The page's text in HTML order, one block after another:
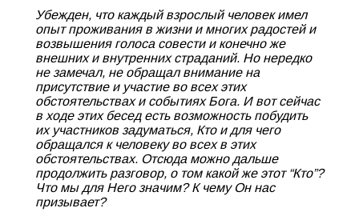
Убежден, что каждый взрослый человек имел
опыт проживания в жизни и многих радостей и
возвышения голоса совести и конечно же
внешних и внутренних страданий. Но нередко
не замечал, не обращал внимание на
присутствие и участие во всех этих
обстоятельствах и событиях Бога. И вот сейчас
в ходе этих бесед есть возможность побудить
их участников задуматься, Кто и для чего
обращался к человеку во всех в этих
обстоятельствах. Отсюда можно дальше
продолжить разговор, о том какой же этот “Кто”?
Что мы для Него значим? К чему Он нас
призывает?